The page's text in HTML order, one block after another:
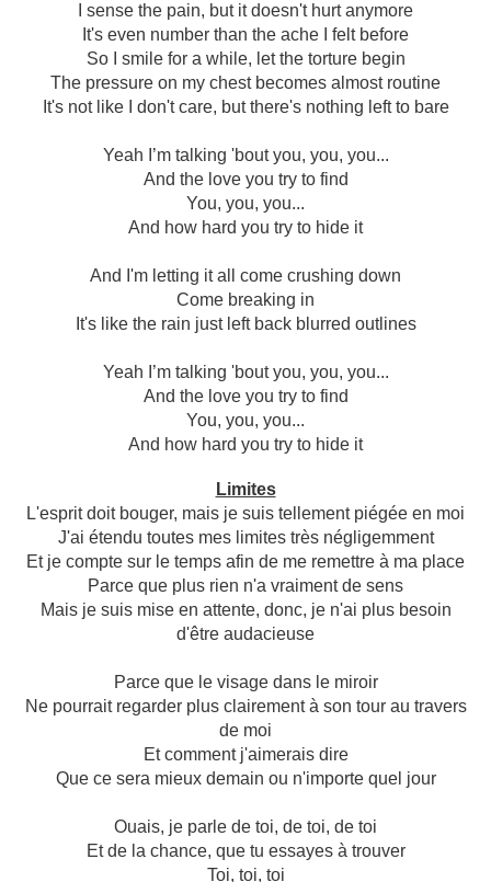
I sense the pain, but it doesn't hurt anymore
It's even number than the ache I felt before
So I smile for a while, let the torture begin
The pressure on my chest becomes almost routine
It's not like I don't care, but there's nothing left to bare
Yeah I’m talking 'bout you, you, you...
And the love you try to find
You, you, you...
And how hard you try to hide it
And I'm letting it all come crushing down
Come breaking in
It's like the rain just left back blurred outlines
Yeah I’m talking 'bout you, you, you...
And the love you try to find
You, you, you...
And how hard you try to hide it
Limites
L'esprit doit bouger, mais je suis tellement piégée en moi
J'ai étendu toutes mes limites très négligemment
Et je compte sur le temps afin de me remettre à ma place
Parce que plus rien n'a vraiment de sens
Mais je suis mise en attente, donc, je n'ai plus besoin
d'être audacieuse
Parce que le visage dans le miroir
Ne pourrait regarder plus clairement à son tour au travers
de moi
Et comment j'aimerais dire
Que ce sera mieux demain ou n'importe quel jour
Ouais, je parle de toi, de toi, de toi
Et de la chance, que tu essayes à trouver
Toi, toi, toi